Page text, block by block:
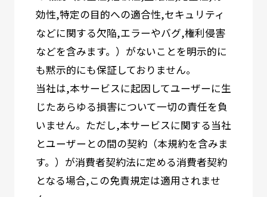
効性,特定の目的への適合性,セキュリティ
などに関する欠陥,エラーやバグ,権利侵害
などを含みます。）がないことを明示的に
も黙示的にも保証しておりません。
当社は,本サービスに起因してユーザーに生
じたあらゆる損害について一切の責任を負
いません。ただし,本サービスに関する当社
とユーザーとの間の契約（本規約を含みま
す。）が消費者契約法に定める消費者契約
となる場合,この免責規定は適用されませ